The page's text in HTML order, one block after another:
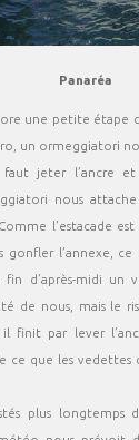
Panaréa
une petite étape
un ormeggiatori
faut jeter l’ancre
nous
l’estacade
gonfler l’annexe,
fin d’après-midi
de nous, mais le
finit par lever
ce que les
plus longtemps